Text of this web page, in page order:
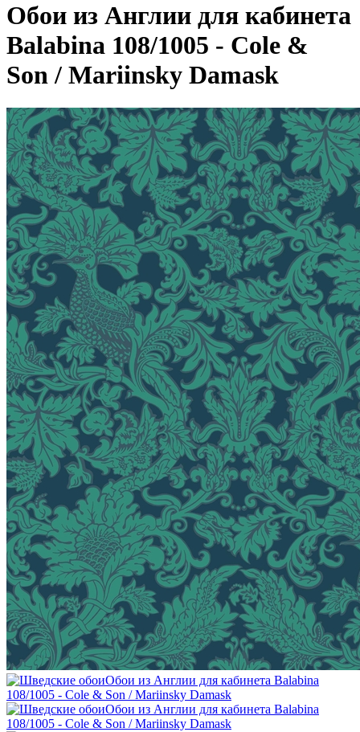
Обои из Англии для кабинета
Balabina 108/1005 - Cole &
Son / Mariinsky Damask